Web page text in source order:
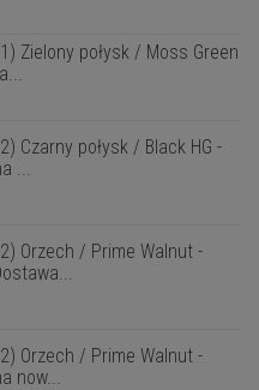
Zielony połysk / Moss Green
Czarny połysk / Black HG -
...
Orzech / Prime Walnut -
Orzech / Prime Walnut -
now...